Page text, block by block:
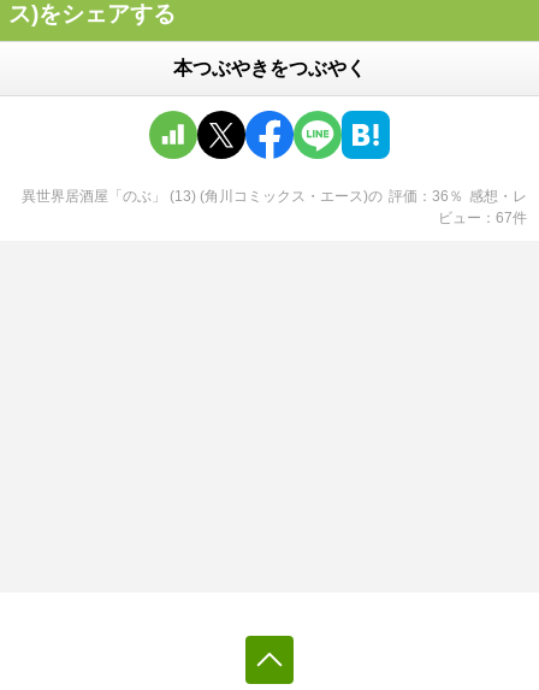
ス)をシェアする
本つぶやきをつぶやく
異世界居酒屋「のぶ」 (13) (角川コミックス・エース)の 評価 36 ％ 感想・レ
ビュー
67件